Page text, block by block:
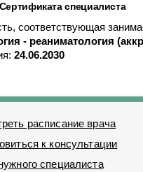
специалиста
соответствующая
- реаниматология
24.06.2030
расписание врача
к консультации
специалиста